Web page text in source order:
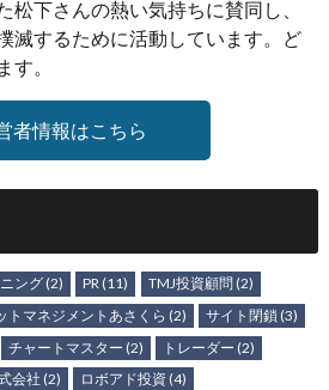
松下さんの熱い気持ちに賛同し、
滅するために活動しています。ど
す。
者情報はこちら
ング (2) PR (11) TMJ投資顧問 (2)
トマネジメントあさくら (2) サイト閉鎖 (3)
チャートマスター (2) トレーダー (2)
会社 (2) ロボアド投資 (4)